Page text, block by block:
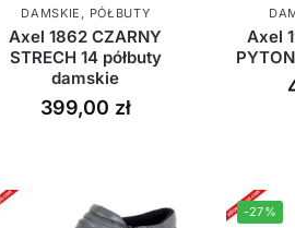
DAMSKIE , PÓŁBUTY
Axel 1862 CZARNY
STRECH 14 półbuty
damskie
399,00 zł
Axel
-27%